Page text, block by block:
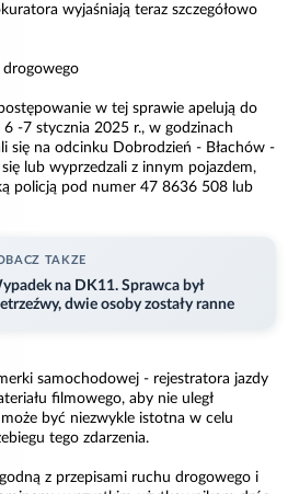
wyjaśniają teraz szczegółowo
drogowego
w tej sprawie apelują do
-7 stycznia 2025 r., w godzinach
się na odcinku Dobrodzień - Błachów -
lub wyprzedzali z innym pojazdem,
policją pod numer 47 8636 508 lub
TAKZE
na DK11. Sprawca był
dwie osoby zostały ranne
samochodowej - rejestratora jazdy
filmowego, aby nie uległ
być niezwykle istotna w celu
tego zdarzenia.
z przepisami ruchu drogowego i